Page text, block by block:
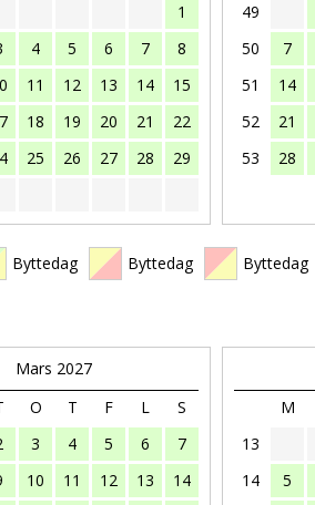
1
4 5 6 7
8
11 12 13 14
15
18 19 20 21
22
25 26 27 28
29
49
50
7
51
14
52
21
53
28
Byttedag Byttedag Byttedag
Mars 2027
O T F L
S
3 4 5 6
7
10 11 12 13
14
M
13
14
5